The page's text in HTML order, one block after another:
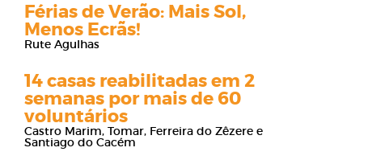
Férias de Verão: Mais Sol,
Menos Ecrãs!
Rute Agulhas
14 casas reabilitadas em 2
semanas por mais de 60
voluntários
Castro Marim, Tomar, Ferreira do Zêzere e
Santiago do Cacém